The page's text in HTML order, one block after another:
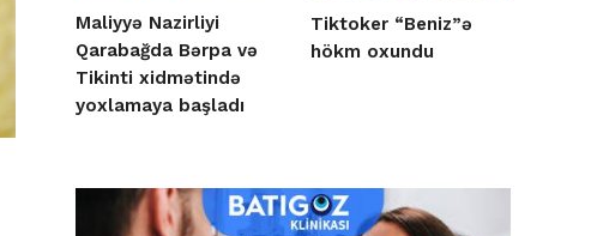
Maliyyə Nazirliyi
Qarabağda Bərpa və
Tikinti xidmətində
yoxlamaya başladı
Tiktoker “Beniz”ə
hökm oxundu